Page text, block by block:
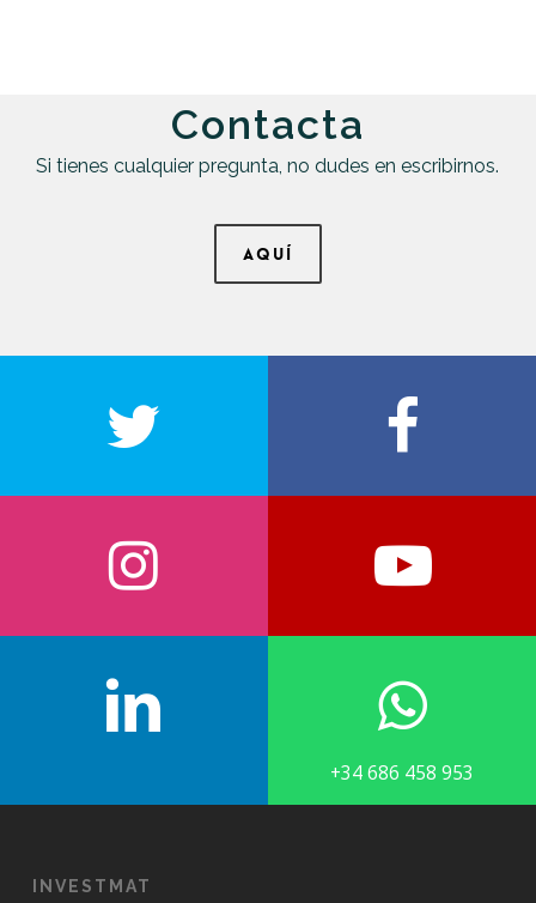
Contacta
Si tienes cualquier pregunta, no dudes en escribirnos.
AQUÍ
+34 686 458 953
INVESTMAT